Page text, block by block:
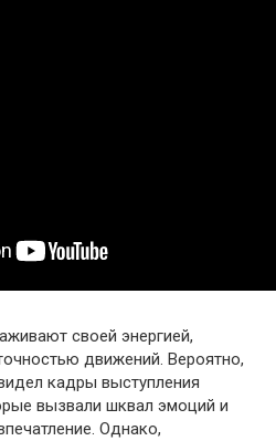
своей энергией,
движений. Вероятно,
кадры выступления
вызвали шквал эмоций и
Однако,